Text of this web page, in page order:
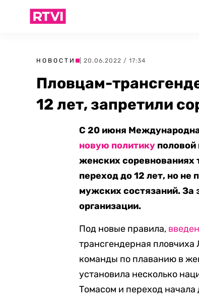
НОВОСТИ | 20.06.2022 / 17:34
Пловцам-
12 лет, запретили
С 20 июня
новую политику половой
женских соревнованиях
переход до 12 лет, но не
мужских состязаний. За
организации.
Под новые правила,
трансгендерная
команды по плаванию в
установила несколько
Томасом и переход